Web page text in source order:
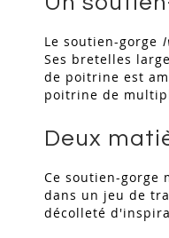
Le soutien-gorge
Ses bretelles
de poitrine est
poitrine de
Deux
Ce soutien-
dans un jeu de
décolleté